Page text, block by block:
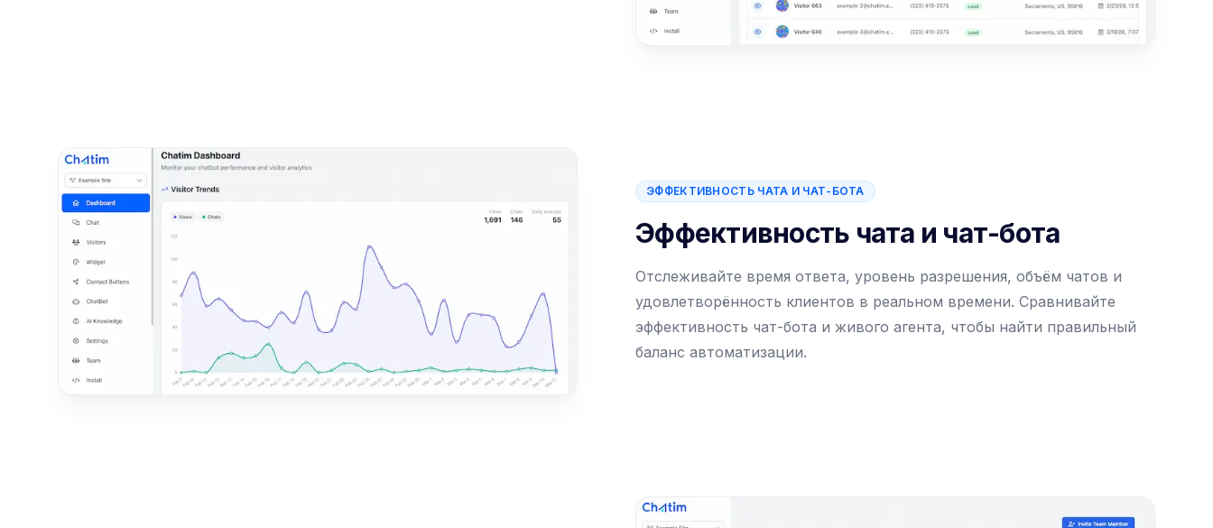
ЭФФЕКТИВНОСТЬ ЧАТА И ЧАТ-БОТА
Эффективность чата и чат-бота
Отслеживайте время ответа, уровень разрешения, объём чатов и
удовлетворённость клиентов в реальном времени. Сравнивайте
эффективность чат-бота и живого агента, чтобы найти правильный
баланс автоматизации.